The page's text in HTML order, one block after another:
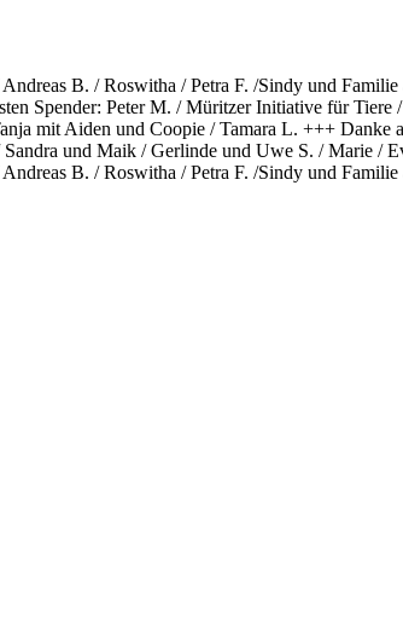
B. / Roswitha / Petra F. /Sindy und
Spender: Peter M. / Müritzer Initiative für
mit Aiden und Coopie / Tamara L. +++ Danke
und Maik / Gerlinde und Uwe S. / Marie /
B. / Roswitha / Petra F. /Sindy und